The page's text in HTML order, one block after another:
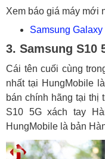
Xem báo giá máy mới
Samsung
3. Samsung
Cái tên cuối cùng
nhất tại HungMobile
bán chính hãng tại thị
S10 5G xách tay
HungMobile là bản